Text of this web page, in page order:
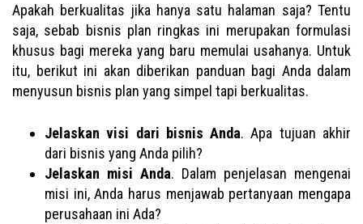
Apakah berkualitas jika hanya satu halaman saja? Tentu
saja, sebab bisnis plan ringkas ini merupakan formulasi
khusus bagi mereka yang baru memulai usahanya. Untuk
itu, berikut ini akan diberikan panduan bagi Anda dalam
menyusun bisnis plan yang simpel tapi berkualitas.
Jelaskan visi dari bisnis Anda. Apa tujuan akhir
dari bisnis yang Anda pilih?
Jelaskan misi Anda. Dalam penjelasan mengenai
misi ini, Anda harus menjawab pertanyaan mengapa
perusahaan ini Ada?